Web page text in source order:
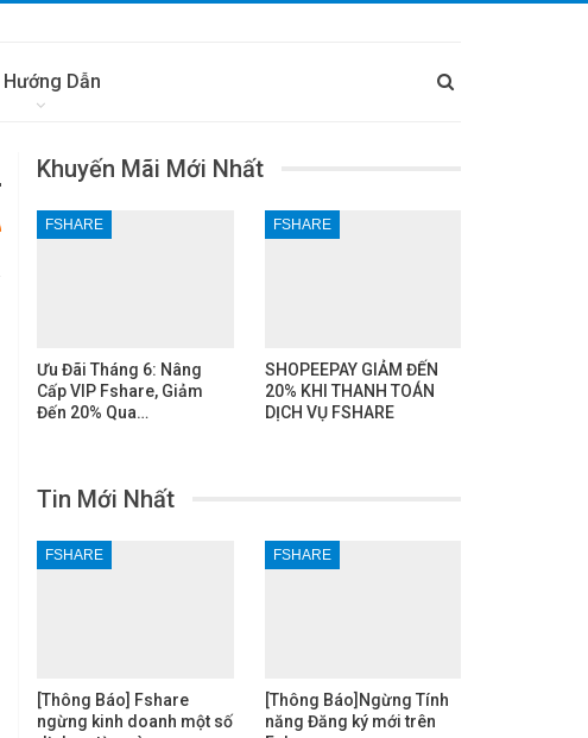
Hướng Dẫn
Khuyến Mãi Mới Nhất
FSHARE
Ưu Đãi Tháng 6: Nâng
Cấp VIP Fshare, Giảm
Đến 20% Qua…
FSHARE
SHOPEEPAY GIẢM ĐẾN
20% KHI THANH TOÁN
DỊCH VỤ FSHARE
Tin Mới Nhất
FSHARE
[Thông Báo] Fshare
ngừng kinh doanh một số
FSHARE
[Thông Báo]Ngừng Tính
năng Đăng ký mới trên